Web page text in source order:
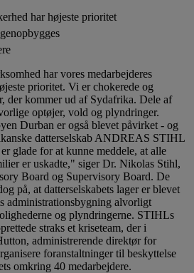
har højeste prioritet
har vores medarbejderes
prioritet. Vi er chokerede og
der kommer ud af Sydafrika. Dele af
optøjer, vold og plyndringer.
Durban er også blevet påvirket - og
datterselskab ANDREAS STIHL
glade for at kunne meddele, at alle
er uskadte," siger Dr. Nikolas Stihl,
Board og Supervisory Board. De
på, at datterselskabets lager er blevet
administrationsbygning alvorligt
og plyndringerne. STIHLs
straks et kriseteam, der i
administrerende direktør for
foranstaltninger til beskyttelse
omkring 40 medarbejdere.